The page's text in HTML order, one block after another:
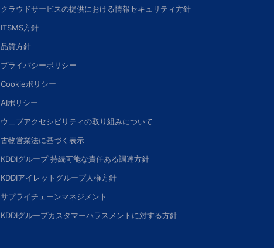
クラウドサービスの提供における情報セキュリティ方針
ITSMS方針
品質方針
プライバシーポリシー
Cookieポリシー
AIポリシー
ウェブアクセシビリティの取り組みについて
古物営業法に基づく表示
KDDIグループ 持続可能な責任ある調達方針
KDDIアイレットグループ人権方針
サプライチェーンマネジメント
KDDIグループカスタマーハラスメントに対する方針